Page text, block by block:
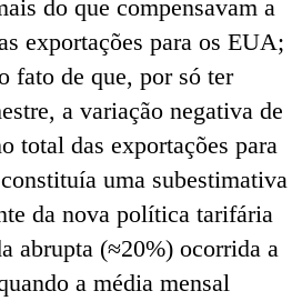
do que compensavam a
exportações para os EUA;
fato de que, por só ter
a variação negativa de
total das exportações para
uma subestimativa
da nova política tarifária
abrupta (≈20%) ocorrida a
a média mensal